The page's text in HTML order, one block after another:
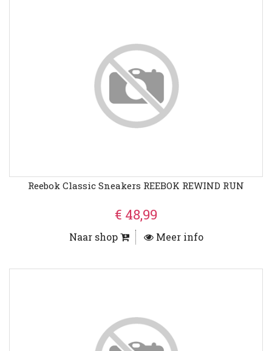
Reebok Classic Sneakers REEBOK REWIND RUN
€ 48,99
Naar shop Meer info